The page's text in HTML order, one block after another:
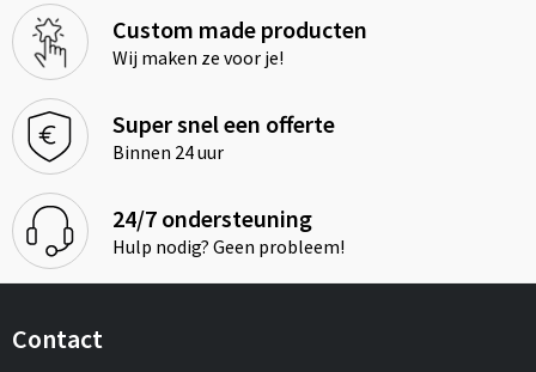
Custom made producten
Wij maken ze voor je!
Super snel een offerte
Binnen 24 uur
24/7 ondersteuning
Hulp nodig? Geen probleem!
Contact